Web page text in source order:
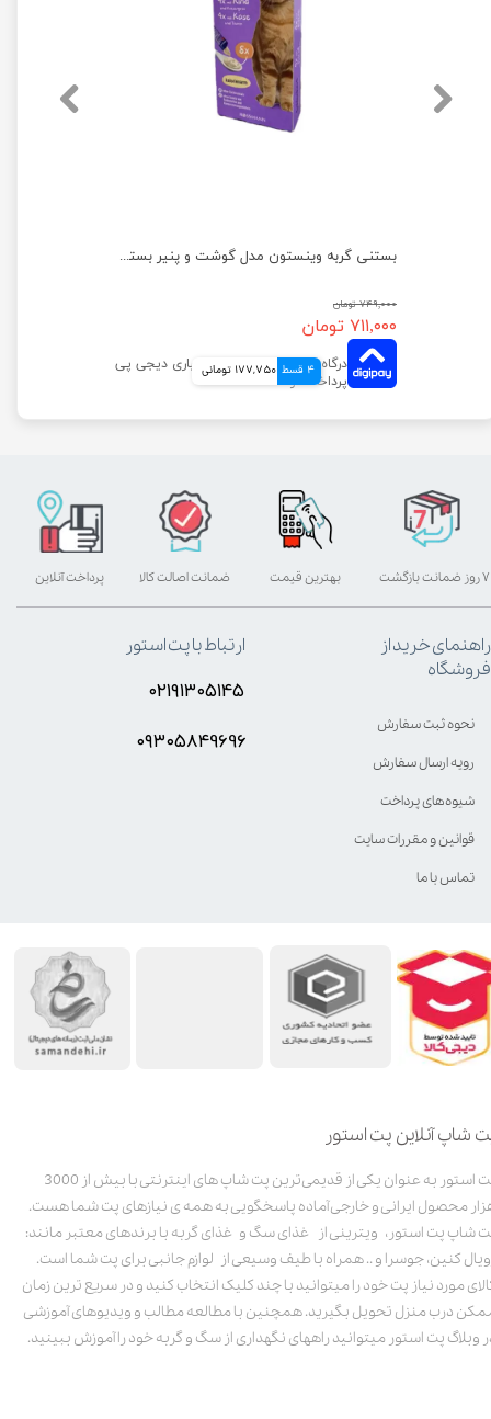
بستنی گربه وینستون مدل گوشت و پنیر بسته 8 عددی
۷۴۹,۰۰۰ تومان
۷۱۱,۰۰۰ تومان
4 قسط 177,750 تومانی
شاپ آنلاین پت استور
پت استور به عنوان یکی از قدیمی‌ترین پت شاپ های اینترنتی با بیش از 3000
محصول ایرانی و خارجی آماده پاسخگویی به همه ی نیازهای پت شما هست.
شاپ پت استور، ویترینی از غذای سگ و غذای گربه با برندهای معتبر مانند:
کنین، جوسرا و .. همراه با طیف وسیعی از لوازم جانبی برای پت شما است.
مورد نیاز پت خود را میتوانید با چند کلیک انتخاب کنید و در سریع ترین زمان
درب منزل تحویل بگیرید. همچنین با مطالعه مطالب و ویدیوهای آموزشی
وبلاگ پت استور میتوانید راههای نگهداری از سگ و گربه خود را آموزش ببینید.
بهترین قیمت پرداخت آنلاین ۷ روز ضمانت بازگشت ضمانت اصالت کالا
راهنمای خرید از
فروشگاه
نحوه ثبت سفارش
رویه ارسال سفارش
شیوه‌های پرداخت
قوانین و مقررات سایت
تماس با ما
ارتباط با پت استور
۰۲۱۹۱۳۰۵۱۴۵
۰۹۳۰۵8۴9696